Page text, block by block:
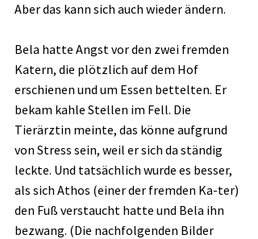
Aber das kann sich auch wieder ändern.
Bela hatte Angst vor den zwei fremden
Katern, die plötzlich auf dem Hof
erschienen und um Essen bettelten. Er
bekam kahle Stellen im Fell. Die
Tierärztin meinte, das könne aufgrund
von Stress sein, weil er sich da ständig
leckte. Und tatsächlich wurde es besser,
als sich Athos (einer der fremden Ka-ter)
den Fuß verstaucht hatte und Bela ihn
bezwang. (Die nachfolgenden Bilder